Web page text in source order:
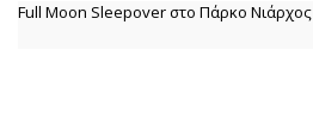
Full Moon Sleepover στο Πάρκο Νιάρχος